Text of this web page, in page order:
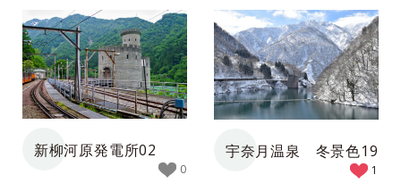
新柳河原発電所02
0
宇奈月温泉 冬景色19
1